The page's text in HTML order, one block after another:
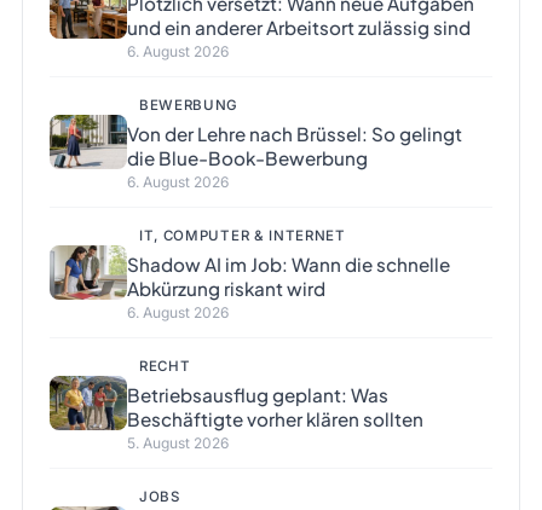
und ein anderer Arbeitsort zulässig sind
6. August 2026
BEWERBUNG
Von der Lehre nach Brüssel: So gelingt
die Blue-Book-Bewerbung
6. August 2026
IT, COMPUTER & INTERNET
Shadow AI im Job: Wann die schnelle
Abkürzung riskant wird
6. August 2026
RECHT
Betriebsausflug geplant: Was
Beschäftigte vorher klären sollten
5. August 2026
JOBS